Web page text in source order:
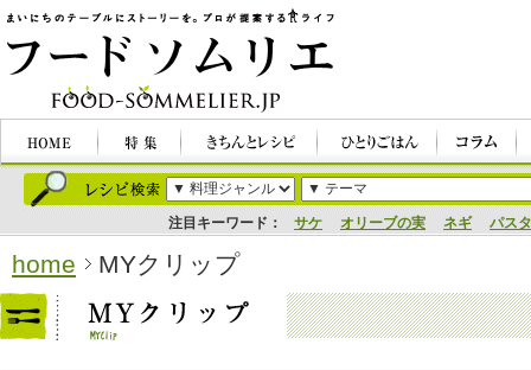
注目キーワード： サケ オリーブの実 ネギ パスタ
home MYクリップ